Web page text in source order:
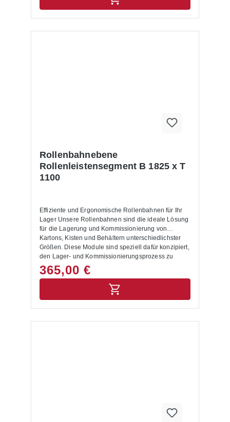
Rollenbahnebene
Rollenleistensegment B 1825 x T
1100
Effiziente und Ergonomische Rollenbahnen für Ihr
Lager Unsere Rollenbahnen sind die ideale Lösung
für die Lagerung und Kommissionierung von
Kartons, Kisten und Behältern unterschiedlichster
Größen. Diese Module sind speziell dafür konzipiert,
den Lager- und Kommissionierungsprozess zu
optimieren und zu vereinfachen. Produktvorteile:
Effiziente Bestückung und Entnahme: Die Regale
werden auf einer Seite mit Kartons, Kästen oder
Behältern bestückt. Dank der Polykarbonat-Röllchen
entnommen werden können. Dies ermöglicht eine
365,00 €